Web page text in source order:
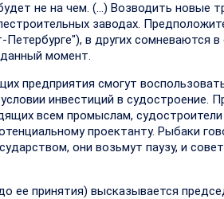
не на чем. (…) Возводить новые
заводах.
в других сомневаются
момент.
предприятия смогут
инвестиций в судостроение.
всем промыслам,
проектанту. Рыбаки
они возьмут паузу, и
ее принятия) высказывается